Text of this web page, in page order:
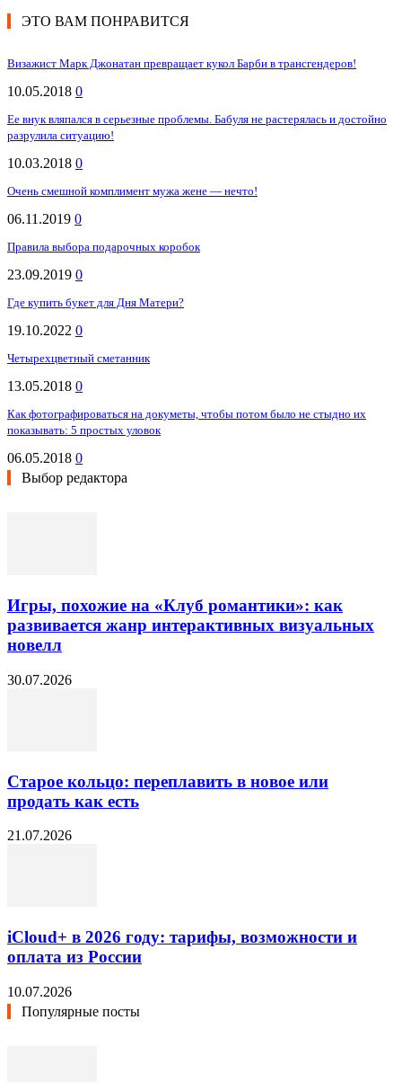
ЭТО ВАМ ПОНРАВИТСЯ
Визажист Марк Джонатан превращает кукол Барби в трансгендеров!
10.05.2018 0
Ее внук вляпался в серьезные проблемы. Бабуля не растерялась и достойно
разрулила ситуацию!
10.03.2018 0
Очень смешной комплимент мужа жене — нечто!
06.11.2019 0
Правила выбора подарочных коробок
23.09.2019 0
Где купить букет для Дня Матери?
19.10.2022 0
Четырехцветный сметанник
13.05.2018 0
Как фотографироваться на докуметы, чтобы потом было не стыдно их
показывать: 5 простых уловок
06.05.2018 0
Выбор редактора
Игры, похожие на «Клуб романтики»: как
развивается жанр интерактивных визуальных
новелл
30.07.2026
Старое кольцо: переплавить в новое или
продать как есть
21.07.2026
iCloud+ в 2026 году: тарифы, возможности и
оплата из России
10.07.2026
Популярные посты